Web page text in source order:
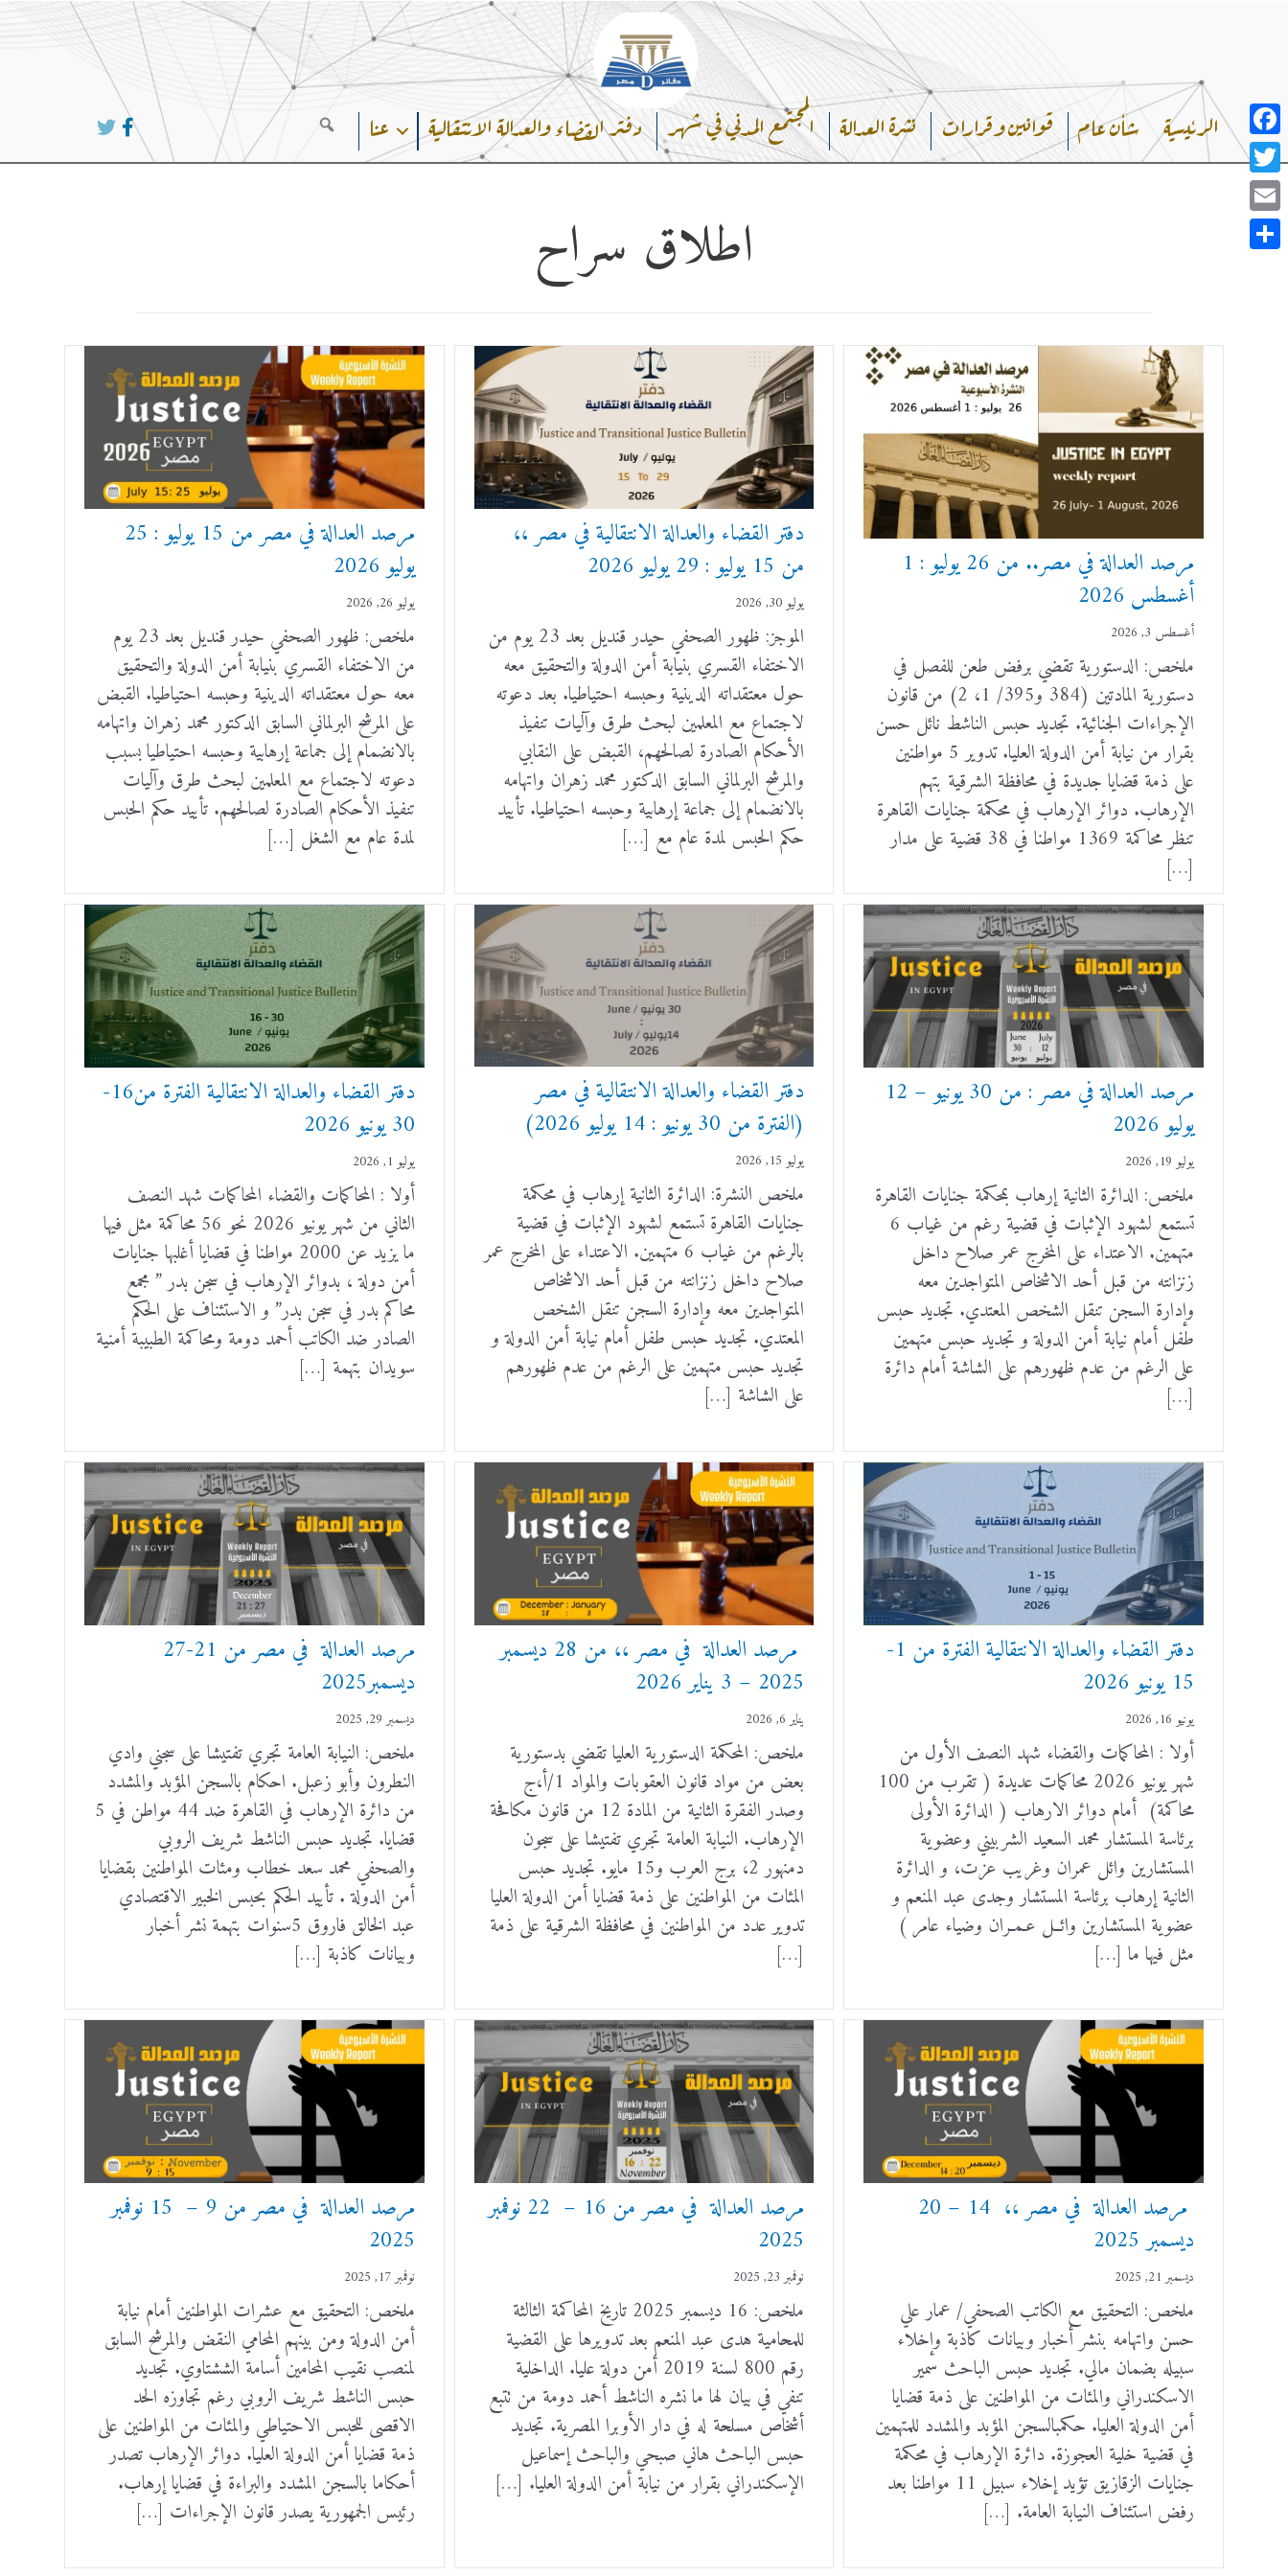
الرئيسية
شأن عام قوانين وقرارات نشرة العدالة المجتمع المدني في شهر دفتر القضاء والعدالة الانتقالية عنا Search
اطلاق سراح
مرصد العدالة في مصر.. من 26 يوليو : 1
أغسطس 2026
أغسطس 3, 2026
ملخص: الدستورية تقضي برفض طعن للفصل في
دستورية المادتين (384 و395/ 1، 2) من قانون
الإجراءات الجنائية. تجديد حبس الناشط نائل حسن
بقرار من نيابة أمن الدولة العليا. تدوير 5 مواطنين
على ذمة قضايا جديدة في محافظة الشرقية بتهم
الإرهاب. دوائر الإرهاب في محكمة جنايات القاهرة
تنظر محاكمة 1369 مواطنا في 38 قضية على مدار
[…]
دفتر القضاء والعدالة الانتقالية في مصر ،،
من 15 يوليو : 29 يوليو 2026
يوليو 30, 2026
الموجز: ظهور الصحفي حيدر قنديل بعد 23 يوم من
الاختفاء القسري بنيابة أمن الدولة والتحقيق معه
حول معتقداته الدينية وحبسه احتياطيا. بعد دعوته
لاجتماع مع المعلمين لبحث طرق وآليات تنفيذ
الأحكام الصادرة لصالحهم، القبض على النقابي
والمرشح البرلماني السابق الدكتور محمد زهران واتهامه
بالانضمام إلى جماعة إرهابية وحبسه احتياطيا. تأييد
حكم الحبس لمدة عام مع […]
مرصد العدالة في مصر من 15 يوليو : 25
يوليو 2026
يوليو 26, 2026
ملخص: ظهور الصحفي حيدر قنديل بعد 23 يوم
من الاختفاء القسري بنيابة أمن الدولة والتحقيق
معه حول معتقداته الدينية وحبسه احتياطيا. القبض
على المرشح البرلماني السابق الدكتور محمد زهران واتهامه
بالانضمام إلى جماعة إرهابية وحبسه احتياطيا بسبب
دعوته لاجتماع مع المعلمين لبحث طرق وآليات
تنفيذ الأحكام الصادرة لصالحهم. تأييد حكم الحبس
لمدة عام مع الشغل […]
مرصد العدالة في مصر : من 30 يونيو – 12
يوليو 2026
يوليو 19, 2026
ملخص: الدائرة الثانية إرهاب بمحكمة جنايات القاهرة
تستمع لشهود الإثبات في قضية رغم من غياب 6
متهمين. الاعتداء على المخرج عمر صلاح داخل
زنزانته من قبل أحد الاشخاص المتواجدين معه
وإدارة السجن تنقل الشخص المعتدي. تجديد حبس
طفل أمام نيابة أمن الدولة و تجديد حبس متهمين
على الرغم من عدم ظهورهم على الشاشة أمام دائرة
[…]
دفتر القضاء والعدالة الانتقالية في مصر
(الفترة من 30 يونيو : 14 يوليو 2026)
يوليو 15, 2026
ملخص النشرة: الدائرة الثانية إرهاب في محكمة
جنايات القاهرة تستمع لشهود الإثبات في قضية
بالرغم من غياب 6 متهمين. الاعتداء على المخرج عمر
صلاح داخل زنزانته من قبل أحد الاشخاص
المتواجدين معه وإدارة السجن تنقل الشخص
المعتدي. تجديد حبس طفل أمام نيابة أمن الدولة و
تجديد حبس متهمين على الرغم من عدم ظهورهم
على الشاشة […]
دفتر القضاء والعدالة الانتقالية الفترة من16-
30 يونيو 2026
يوليو 1, 2026
أولا : المحاكمات والقضاء المحاكمات شهد النصف
الثاني من شهر يونيو 2026 نحو 56 محاكمة مثل فيها
ما يزيد عن 2000 مواطنا في قضايا أغلبها جنايات
أمن دولة ، بدوائر الإرهاب في سجن بدر ” مجمع
محاكم بدر في سجن بدر” و الاستئناف على الحكم
الصادر ضد الكاتب أحمد دومة ومحاكمة الطبيبة أمنية
سويدان بتهمة […]
دفتر القضاء والعدالة الانتقالية الفترة من 1-
15 يونيو 2026
يونيو 16, 2026
أولا : المحاكمات والقضاء شهد النصف الأول من
شهر يونيو 2026 محاكمات عديدة ( تقرب من 100
محاكمة) أمام دوائر الارهاب ( الدائرة الأولى
برئاسة المستشار محمد السعيد الشربيني وعضوية
المستشارين وائل عمران وغريب عزت، و الدائرة
الثانية إرهاب برئاسة المستشار وجدى عبد المنعم و
عضوية المستشارين وائــل عـمـران وضياء عامر )
مثل فيها ما […]
مرصد العدالة في مصر ،، من 28 ديسمبر
2025 – 3 يناير 2026
يناير 6, 2026
ملخص: المحكمة الدستورية العليا تقضي بدستورية
بعض من مواد قانون العقوبات والمواد 1/أ،ج
وصدر الفقرة الثانية من المادة 12 من قانون مكافحة
الإرهاب. النيابة العامة تجري تفتيشا على سجون
دمنهور 2، برج العرب و15 مايو. تجديد حبس
المئات من المواطنين على ذمة قضايا أمن الدولة العليا
تدوير عدد من المواطنين في محافظة الشرقية على ذمة
[…]
مرصد العدالة في مصر من 21-27
ديسمبر2025
ديسمبر 29, 2025
ملخص: النيابة العامة تجري تفتيشا على سجني وادي
النطرون وأبو زعبل. احكام بالسجن المؤبد والمشدد
من دائرة الإرهاب في القاهرة ضد 44 مواطن في 5
قضايا. تجديد حبس الناشط شريف الروبي
والصحفي محمد سعد خطاب ومئات المواطنين بقضايا
أمن الدولة . تأييد الحكم بحبس الخبير الاقتصادي
عبد الخالق فاروق 5سنوات بتهمة نشر أخبار
وبيانات كاذبة […]
مرصد العدالة في مصر ،، 14 – 20
ديسمبر 2025
ديسمبر 21, 2025
ملخص: التحقيق مع الكاتب الصحفي/ عمار علي
حسن واتهامه بنشر أخبار وبيانات كاذبة وإخلاء
سبيله بضمان مالي. تجديد حبس الباحث سمير
الاسكندراني والمئات من المواطنين على ذمة قضايا
أمن الدولة العليا. حكمبالسجن المؤبد والمشدد للمتهمين
في قضية خلية العجوزة. دائرة الإرهاب في محكمة
جنايات الزقازيق تؤيد إخلاء سبيل 11 مواطنا بعد
رفض استئناف النيابة العامة. […]
مرصد العدالة في مصر من 16 – 22 نوفمبر
2025
نوفمبر 23, 2025
ملخص: 16 ديسمبر 2025 تاريخ المحاكمة الثالثة
للمحامية هدى عبد المنعم بعد تدويرها على القضية
رقم 800 لسنة 2019 أمن دولة عليا. الداخلية
تنفي في بيان لها ما نشره الناشط أحمد دومة من تتبع
أشخاص مسلحة له في دار الأوبرا المصرية. تجديد
حبس الباحث هاني صبحي والباحث إسماعيل
الإسكندراني بقرار من نيابة أمن الدولة العليا. […]
مرصد العدالة في مصر من 9 – 15 نوفمبر
2025
نوفمبر 17, 2025
ملخص: التحقيق مع عشرات المواطنين أمام نيابة
أمن الدولة ومن بينهم المحامي النقض والمرشح السابق
لمنصب نقيب المحامين أسامة الششتاوي. تجديد
حبس الناشط شريف الروبي رغم تجاوزه الحد
الاقصى للحبس الاحتياطي والمئات من المواطنين على
ذمة قضايا أمن الدولة العليا. دوائر الإرهاب تصدر
أحكاما بالسجن المشدد والبراءة في قضايا إرهاب.
رئيس الجمهورية يصدر قانون الإجراءات […]
Facebook
Twitter
Email